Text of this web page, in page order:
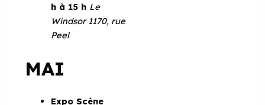
h à 15 h Le
Windsor 1170, rue
Peel
MAI
Expo Scène